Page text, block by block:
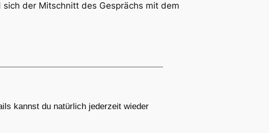
der Mitschnitt des Gesprächs mit dem
kannst du natürlich jederzeit wieder